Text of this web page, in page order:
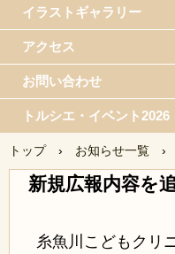
イラストギャラリー
アクセス
お問い合わせ
トルシエ・イベント2026
トップ › お知らせ一覧 ›
新規広報内容を
糸魚川こどもクリ